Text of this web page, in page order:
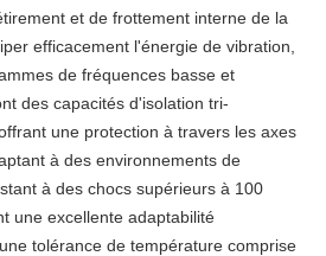
et de frottement interne de la
efficacement l'énergie de vibration,
de fréquences basse et
des capacités d'isolation tri-
une protection à travers les axes
à des environnements de
à des chocs supérieurs à 100
une excellente adaptabilité
tolérance de température comprise